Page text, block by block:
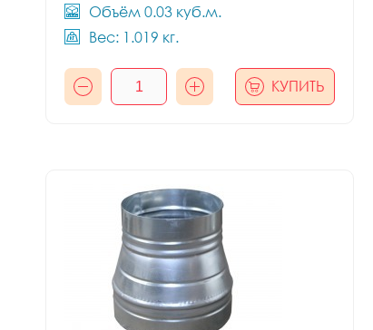
Объём 0.03 куб.м.
Вес: 1.019 кг.
КУПИТЬ